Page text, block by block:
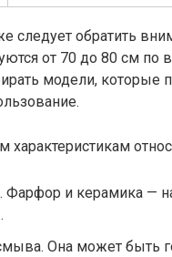
следует обратить
от 70 до 80 см по
модели, которые
Фарфор и керамика —
Она может быть